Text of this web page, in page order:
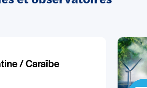
/ Caraïbe